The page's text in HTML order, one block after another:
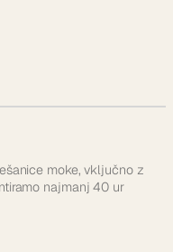
moke, vključno z
najmanj 40 ur